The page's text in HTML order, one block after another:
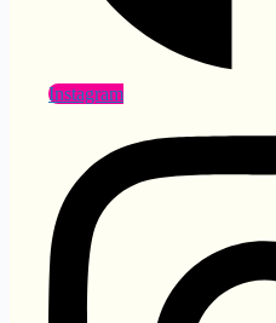
Instagram